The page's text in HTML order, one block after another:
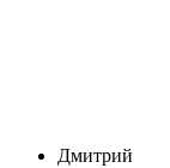
Дмитрий